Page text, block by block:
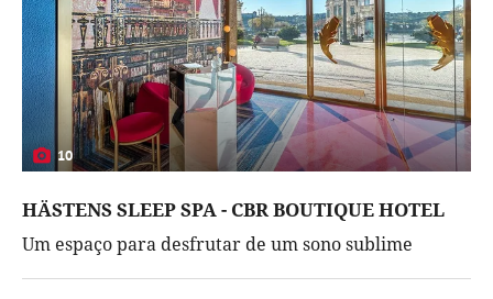
10
HÄSTENS SLEEP SPA - CBR BOUTIQUE HOTEL
Um espaço para desfrutar de um sono sublime